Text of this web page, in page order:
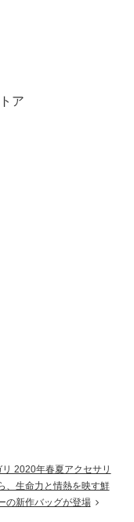
ア
2020年春夏アクセサリ
、生命力と情熱を映す鮮
の新作バッグが登場